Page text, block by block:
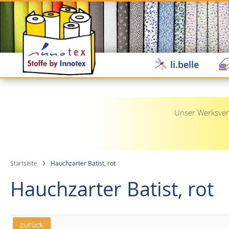
Direkt
zum
Inhalt
li.belle
Unser
Startseite Hauchzarter Batist, rot
Hauchzarter Batist, rot
zurück